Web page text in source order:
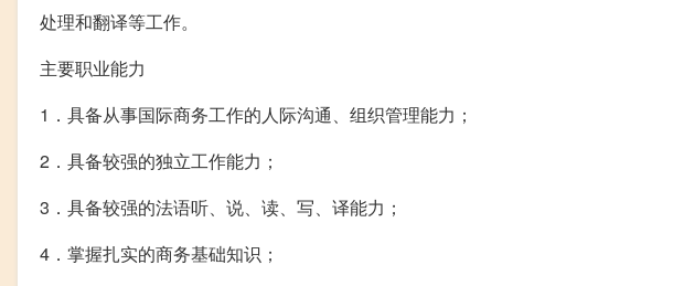
处理和翻译等工作。
主要职业能力
1．具备从事国际商务工作的人际沟通、组织管理能力；
2．具备较强的独立工作能力；
3．具备较强的法语听、说、读、写、译能力；
4．掌握扎实的商务基础知识；